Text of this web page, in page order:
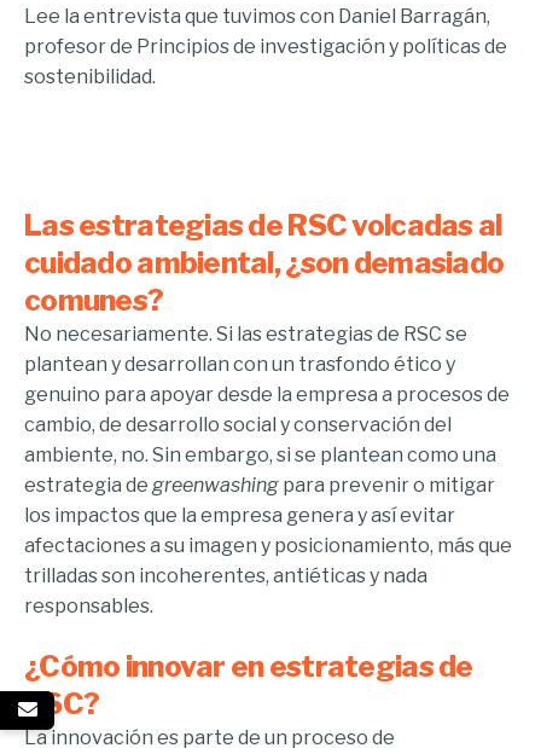
Lee la entrevista que tuvimos con Daniel Barragán,
profesor de Principios de investigación y políticas de
sostenibilidad.
Las estrategias de RSC volcadas al
cuidado ambiental, ¿son demasiado
comunes?
No necesariamente. Si las estrategias de RSC se
plantean y desarrollan con un trasfondo ético y
genuino para apoyar desde la empresa a procesos de
cambio, de desarrollo social y conservación del
ambiente, no. Sin embargo, si se plantean como una
estrategia de greenwashing para prevenir o mitigar
los impactos que la empresa genera y así evitar
afectaciones a su imagen y posicionamiento, más que
trilladas son incoherentes, antiéticas y nada
responsables.
¿Cómo innovar en estrategias de
RSC?
La innovación es parte de un proceso de